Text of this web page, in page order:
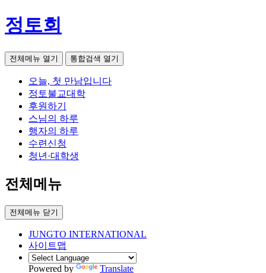
정토회
전체메뉴 열기 통합검색 열기
오늘, 첫 만남입니다
정토불교대학
후원하기
스님의 하루
행자의 하루
수련신청
청년·대학생
전체메뉴
전체메뉴 닫기
JUNGTO INTERNATIONAL
사이트맵
Powered by Translate